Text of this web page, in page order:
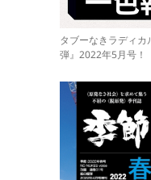
タブーなきラディ
弾』2022年5月号！